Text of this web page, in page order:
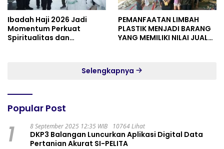
Ibadah Haji 2026 Jadi
Momentum Perkuat
Spiritualitas dan
PEMANFAATAN LIMBAH
PLASTIK MENJADI BARANG
YANG MEMILIKI NILAI JUAL
Selengkapnya
Popular Post
1 8 September 2025 12:35 WIB 10764 Lihat
DKP3 Balangan Luncurkan Aplikasi Digital Data
Pertanian Akurat SI-PELITA